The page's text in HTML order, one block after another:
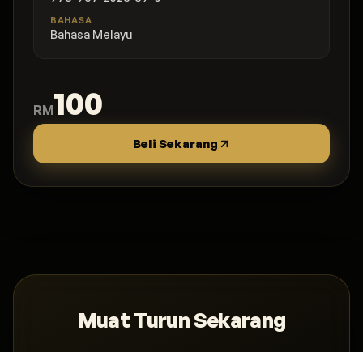
BAHASA
Bahasa Melayu
RM100
Beli Sekarang
Muat Turun Sekarang